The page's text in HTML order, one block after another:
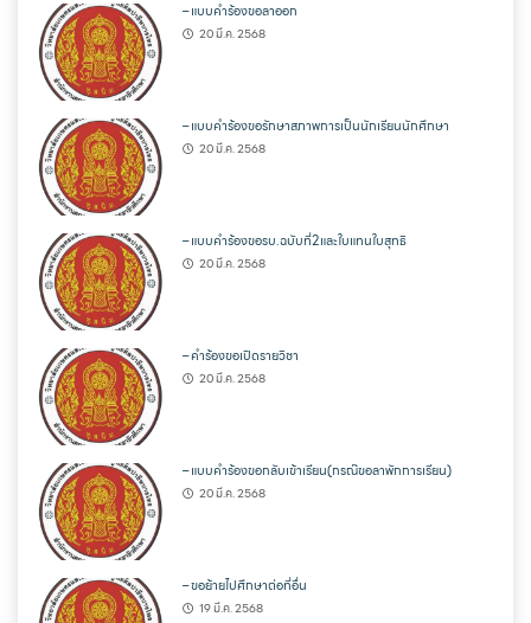
– แบบคำร้องขอลาออก
20 มี.ค. 2568
– แบบคำร้องขอรักษาสภาพการเป็นนักเรียนนักศึกษา
20 มี.ค. 2568
– แบบคำร้องขอรบ.ฉบับที่2และใบแทนใบสุทธิ
20 มี.ค. 2568
– คำร้องขอเปิดรายวิชา
20 มี.ค. 2568
– แบบคำร้องขอกลับเข้าเรียน(กรณ๊ขอลาพักการเรียน)
20 มี.ค. 2568
– ขอย้ายไปศึกษาต่อที่อื่น
19 มี.ค. 2568